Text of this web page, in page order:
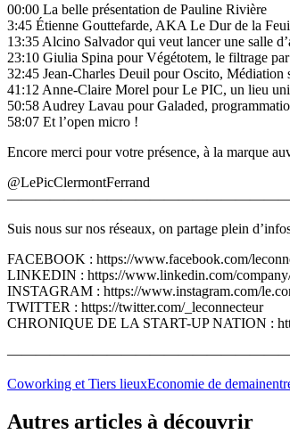
00:00 La belle présentation de Pauline Rivière
3:45 Étienne Gouttefarde, AKA Le Dur de la
13:35 Alcino Salvador qui veut lancer une salle
23:10 Giulia Spina pour Végétotem, le filtrage
32:45 Jean-Charles Deuil pour Oscito, Médiation
41:12 Anne-Claire Morel pour Le PIC, un lieu
50:58 Audrey Lavau pour Galaded,
58:07 Et l’open micro !
Encore merci pour votre présence, à la marque
@LePicClermontFerrand
Suis nous sur nos réseaux, on partage plein
FACEBOOK : https://www.facebook.com/
LINKEDIN : https://www.linkedin.com/
INSTAGRAM : https://www.instagram.com/
TWITTER : https://twitter.com/_leconnecteur
CHRONIQUE DE LA START-UP NATION :
Coworking et Tiers lieuxEconomie de demain
Autres articles à découvrir